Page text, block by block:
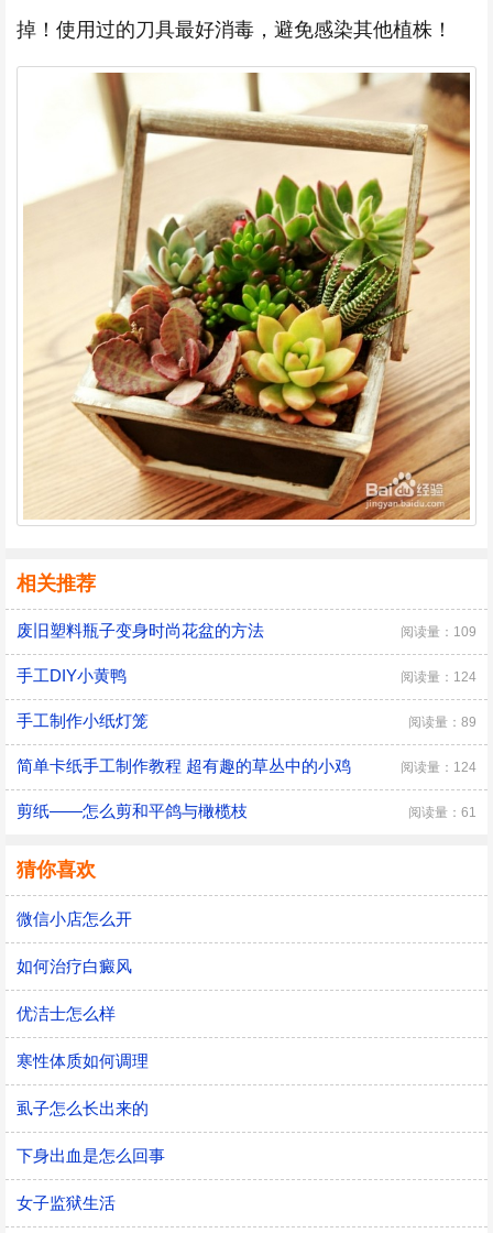
掉！使用过的刀具最好消毒，避免感染其他植株！
相关推荐
废旧塑料瓶子变身时尚花盆的方法 阅读量：109
手工DIY小黄鸭 阅读量：124
手工制作小纸灯笼 阅读量：89
简单卡纸手工制作教程 超有趣的草丛中的小鸡 阅读量：124
剪纸——怎么剪和平鸽与橄榄枝 阅读量：61
猜你喜欢
微信小店怎么开
如何治疗白癜风
优洁士怎么样
寒性体质如何调理
虱子怎么长出来的
下身出血是怎么回事
女子监狱生活